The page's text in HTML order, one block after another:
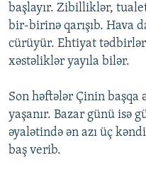
AZADLIQRADIOSU MOBIL
BIZIMLƏ ƏLAQƏ
XƏBƏR BÜLLETENLƏRIMIZ
RFE/RL-in bütün saytları
başlayır. Zibilliklər,
bir-birinə qarışıb. Hava
cürüyür. Ehtiyat
xəstəliklər yayıla bilər.
Son həftələr Çinin başqa
yaşanır. Bazar günü isə
əyalətində ən azı üç
baş verib.